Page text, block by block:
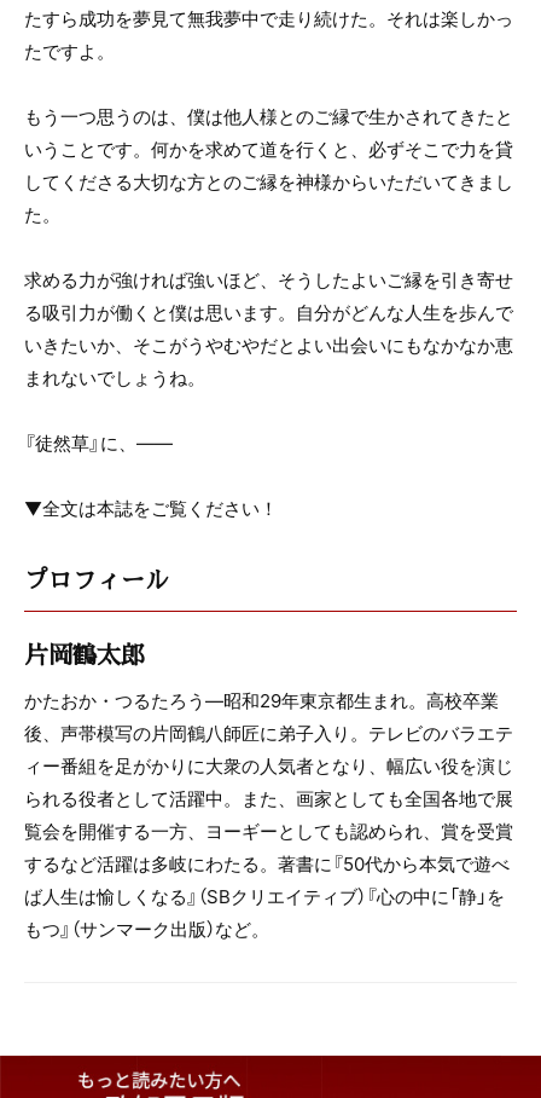
たすら成功を夢見て無我夢中で走り続けた。それは楽しかっ
たですよ。
もう一つ思うのは、僕は他人様とのご縁で生かされてきたと
いうことです。何かを求めて道を行くと、必ずそこで力を貸
してくださる大切な方とのご縁を神様からいただいてきまし
た。
求める力が強ければ強いほど、そうしたよいご縁を引き寄せ
る吸引力が働くと僕は思います。自分がどんな人生を歩んで
いきたいか、そこがうやむやだとよい出会いにもなかなか恵
まれないでしょうね。
『徒然草』に、――
▼全文は本誌をご覧ください！
プロフィール
片岡鶴太郎
かたおか・つるたろう―昭和29年東京都生まれ。高校卒業
後、声帯模写の片岡鶴八師匠に弟子入り。テレビのバラエテ
ィー番組を足がかりに大衆の人気者となり、幅広い役を演じ
られる役者として活躍中。また、画家としても全国各地で展
覧会を開催する一方、ヨーギーとしても認められ、賞を受賞
するなど活躍は多岐にわたる。著書に『50代から本気で遊べ
ば人生は愉しくなる』（SBクリエイティブ）『心の中に「静」を
もつ』（サンマーク出版）など。